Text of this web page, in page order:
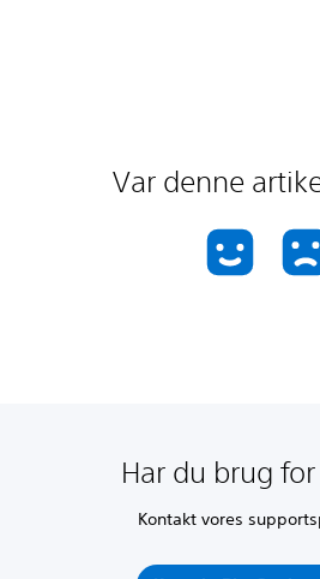
Var denne
Har du brug
Kontakt vores